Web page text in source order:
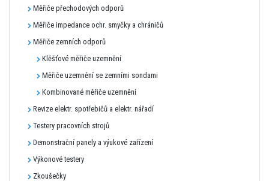
Měřiče přechodových odporů
Měřiče impedance ochr. smyčky a chráničů
Měřiče zemních odporů
Klěšťové měřiče uzemnění
Měřiče uzemnění se zemními sondami
Kombinované měřiče uzemnění
Revize elektr. spotřebičů a elektr. nářadí
Testery pracovních strojů
Demonstrační panely a výukové zařízení
Výkonové testery
Zkoušečky